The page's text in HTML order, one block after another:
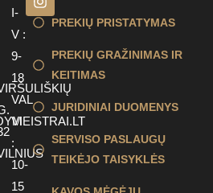
I-
V :
9-
18
VAL
VI
:
10-
15
PREKIŲ PRISTATYMAS
PREKIŲ GRAŽINIMAS IR
KEITIMAS
JURIDINIAI DUOMENYS
SERVISO PASLAUGŲ
TEIKĖJO TAISYKLĖS